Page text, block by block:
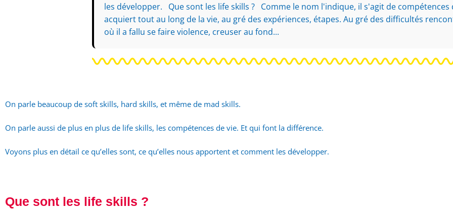
les développer. Que sont les life skills ? Comme le nom l'indique, il s'agit de compétences
acquiert tout au long de la vie, au gré des expériences, étapes. Au gré des difficultés
où il a fallu se faire violence, creuser au fond...
On parle beaucoup de soft skills, hard skills, et même de mad skills.
On parle aussi de plus en plus de life skills, les compétences de vie. Et qui font la différence.
Voyons plus en détail ce qu’elles sont, ce qu’elles nous apportent et comment les développer.
Que sont les life skills ?